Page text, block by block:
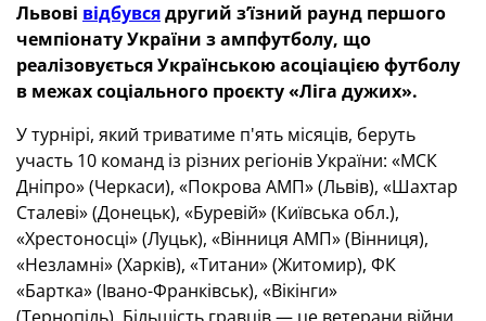
Львові відбувсядругий з’їзний раунд першого
чемпіонату України з ампфутболу, що
реалізовується Українською асоціацією футболу
в межах соціального проєкту «Ліга дужих».
У турнірі, який триватиме п'ять місяців, беруть
участь 10 команд із різних регіонів України: «МСК
Дніпро» (Черкаси), «Покрова АМП» (Львів), «Шахтар
Сталеві» (Донецьк), «Буревій» (Київська обл.),
«Хрестоносці» (Луцьк), «Вінниця АМП» (Вінниця),
«Незламні» (Харків), «Титани» (Житомир), ФК
«Бартка» (Івано-Франківськ), «Вікінги»